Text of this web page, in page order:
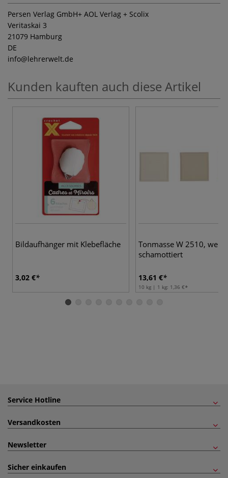
Persen Verlag GmbH+ AOL Verlag + Scolix
Veritaskai 3
21079 Hamburg
DE
info@lehrerwelt.de
Kunden kauften auch diese Artikel
Bildaufhänger mit Klebefläche
3,02 €
Tonmasse W 2510,
schamottiert
13,61 €
10 kg | 1 kg: 1,36 €
Service Hotline
Versandkosten
Newsletter
Sicher einkaufen